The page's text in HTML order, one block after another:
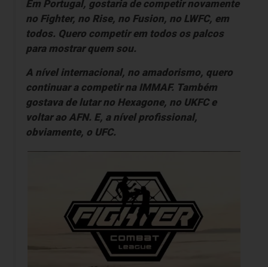
Em Portugal, gostaria de competir novamente
no Fighter, no Rise, no Fusion, no LWFC, em
todos. Quero competir em todos os palcos
para mostrar quem sou.
A nível internacional, no amadorismo, quero
continuar a competir naIMMAF.Também
gostava de lutar no Hexagone, no UKFCe
voltar ao AFN. E, a nível profissional,
obviamente, o UFC.